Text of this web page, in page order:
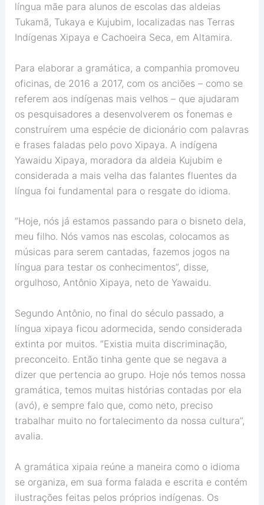
língua mãe para alunos de escolas das aldeias
Tukamã, Tukaya e Kujubim, localizadas nas Terras
Indígenas Xipaya e Cachoeira Seca, em Altamira.
Para elaborar a gramática, a companhia promoveu
oficinas, de 2016 a 2017, com os anciões – como se
referem aos indígenas mais velhos – que ajudaram
os pesquisadores a desenvolverem os fonemas e
construírem uma espécie de dicionário com palavras
e frases faladas pelo povo Xipaya. A indígena
Yawaidu Xipaya, moradora da aldeia Kujubim e
considerada a mais velha das falantes fluentes da
língua foi fundamental para o resgate do idioma.
“Hoje, nós já estamos passando para o bisneto dela,
meu filho. Nós vamos nas escolas, colocamos as
músicas para serem cantadas, fazemos jogos na
língua para testar os conhecimentos”, disse,
orgulhoso, Antônio Xipaya, neto de Yawaidu.
Segundo Antônio, no final do século passado, a
língua xipaya ficou adormecida, sendo considerada
extinta por muitos. “Existia muita discriminação,
preconceito. Então tinha gente que se negava a
dizer que pertencia ao grupo. Hoje nós temos nossa
gramática, temos muitas histórias contadas por ela
(avó), e sempre falo que, como neto, preciso
trabalhar muito no fortalecimento da nossa cultura”,
avalia.
A gramática xipaia reúne a maneira como o idioma
se organiza, em sua forma falada e escrita e contém
ilustrações feitas pelos próprios indígenas. Os